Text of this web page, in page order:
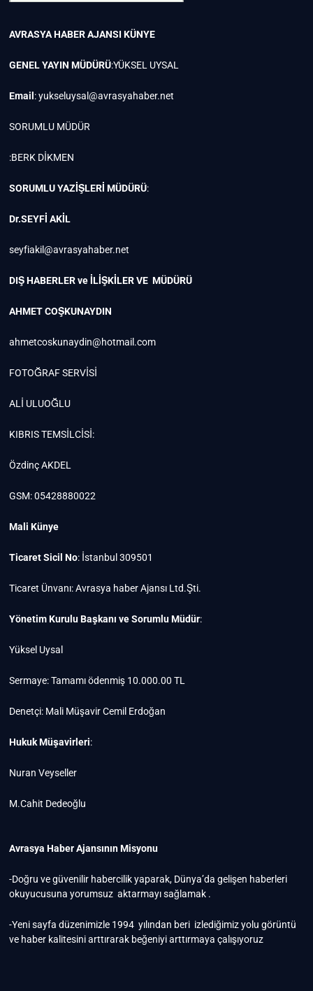
AVRASYA HABER AJANSIKÜNYE
GENEL YAYIN MÜDÜRÜ:YÜKSEL UYSAL
Email :yukseluysal@avrasyahaber.net
SORUMLU MÜDÜR
:BERK DİKMEN
SORUMLU YAZİŞLERİ MÜDÜRÜ:
Dr.SEYFİ AKİL
seyfiakil@avrasyahaber.net
DIŞ HABERLER ve İLİŞKİLER VE MÜDÜRÜ
AHMET COŞKUNAYDIN
ahmetcoskunaydin@hotmail.com
FOTOĞRAF SERVİSİ
ALİ ULUOĞLU
KIBRIS TEMSİLCİSİ:
Özdinç AKDEL
GSM: 05428880022
Mali Künye
Ticaret Sicil No: İstanbul 309501
Ticaret Ünvanı: Avrasya haber Ajansı Ltd.Şti.
Yönetim Kurulu Başkanı ve Sorumlu Müdür:
Yüksel Uysal
Sermaye: Tamamı ödenmiş 10.000.00 TL
Denetçi: Mali Müşavir Cemil Erdoğan
Hukuk Müşavirleri:
Nuran Veyseller
M.Cahit Dedeoğlu
Avrasya Haber Ajansının Misyonu
-Doğru ve güvenilir habercilik yaparak, Dünya’da gelişen haberleri
okuyucusuna yorumsuz aktarmayı sağlamak .
-Yeni sayfa düzenimizle 1994 yılından beri izlediğimiz yolu görüntü
ve haber kalitesini arttırarak beğeniyi arttırmaya çalışıyoruz